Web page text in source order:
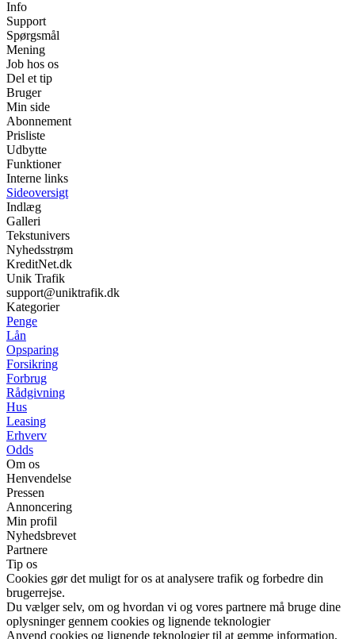
Info
Support
Spørgsmål
Mening
Job hos os
Del et tip
Bruger
Min side
Abonnement
Prisliste
Udbytte
Funktioner
Interne links
Sideoversigt
Indlæg
Galleri
Tekstunivers
Nyhedsstrøm
KreditNet.dk
Unik Trafik
support@uniktrafik.dk
Kategorier
Penge
Lån
Opsparing
Forsikring
Forbrug
Rådgivning
Hus
Leasing
Erhverv
Odds
Om os
Henvendelse
Pressen
Annoncering
Min profil
Nyhedsbrevet
Partnere
Tip os
Cookies gør det muligt for os at analysere trafik og forbedre din
brugerrejse.
Du vælger selv, om og hvordan vi og vores partnere må bruge dine
oplysninger gennem cookies og lignende teknologier
Anvend cookies og lignende teknologier til at gemme information,